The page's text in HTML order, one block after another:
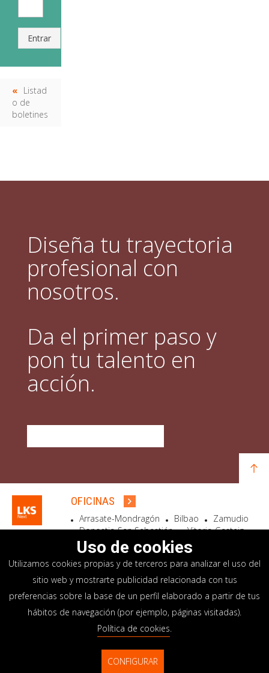
Entrar
Listad
o de
boletines
Diseña tu trayectoria
profesional con
nosotros.
Da el primer paso y
pon tu talento en
acción.
OFICINAS
Arrasate-Mondragón Bilbao
Zamudio
Donostia-San Sebastián
Vitoria-Gasteiz
Madrid
El Astillero Bidart
SEDE SOCIAL
Goiru, 7 Arrasate-Mondragón
CP 20500 GIPUZKOA – SPAIN
+34 900 84 14 14
info@lksnext.com
Uso de cookies
Utilizamos cookies propias y de terceros para analizar el uso del
sitio web y mostrarte publicidad relacionada con tus
preferencias sobre la base de un perfil elaborado a partir de tus
hábitos de navegación (por ejemplo, páginas visitadas).
Política de cookies.
CONFIGURAR